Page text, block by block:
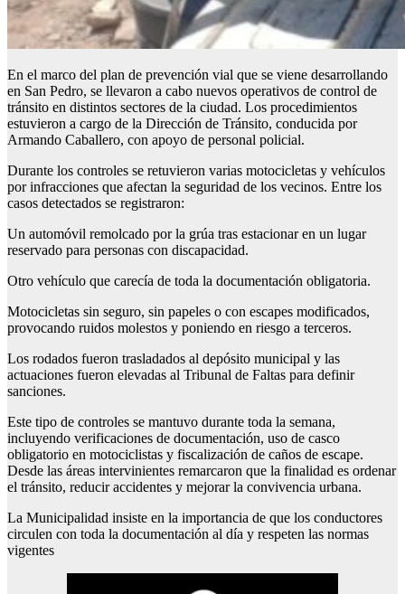
En el marco del plan de prevención vial que se viene desarrollando
en San Pedro, se llevaron a cabo nuevos operativos de control de
tránsito en distintos sectores de la ciudad. Los procedimientos
estuvieron a cargo de la Dirección de Tránsito, conducida por
Armando Caballero, con apoyo de personal policial.
Durante los controles se retuvieron varias motocicletas y vehículos
por infracciones que afectan la seguridad de los vecinos. Entre los
casos detectados se registraron:
Un automóvil remolcado por la grúa tras estacionar en un lugar
reservado para personas con discapacidad.
Otro vehículo que carecía de toda la documentación obligatoria.
Motocicletas sin seguro, sin papeles o con escapes modificados,
provocando ruidos molestos y poniendo en riesgo a terceros.
Los rodados fueron trasladados al depósito municipal y las
actuaciones fueron elevadas al Tribunal de Faltas para definir
sanciones.
Este tipo de controles se mantuvo durante toda la semana,
incluyendo verificaciones de documentación, uso de casco
obligatorio en motociclistas y fiscalización de caños de escape.
Desde las áreas intervinientes remarcaron que la finalidad es ordenar
el tránsito, reducir accidentes y mejorar la convivencia urbana.
La Municipalidad insiste en la importancia de que los conductores
circulen con toda la documentación al día y respeten las normas
vigentes